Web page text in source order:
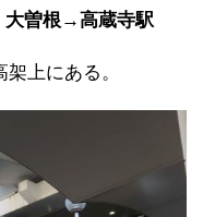
大曽根→高蔵寺駅
上にある。